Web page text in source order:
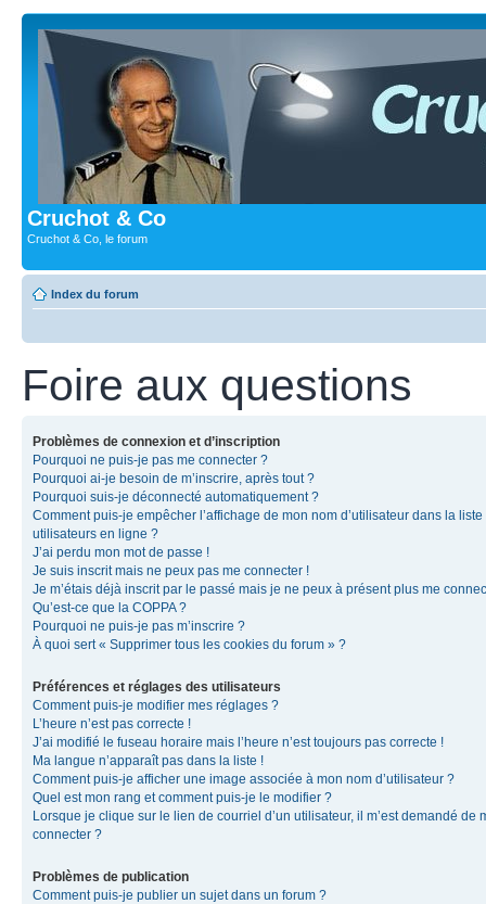
Cruchot & Co
Cruchot & Co, le forum
Index du forum
Foire aux questions
Problèmes de connexion et d’inscription
Pourquoi ne puis-je pas me connecter ?
Pourquoi ai-je besoin de m’inscrire, après tout ?
Pourquoi suis-je déconnecté automatiquement ?
Comment puis-je empêcher l’affichage de mon nom d’utilisateur dans la liste
utilisateurs en ligne ?
J’ai perdu mon mot de passe !
Je suis inscrit mais ne peux pas me connecter !
Je m’étais déjà inscrit par le passé mais je ne peux à présent plus me
Qu’est-ce que la COPPA ?
Pourquoi ne puis-je pas m’inscrire ?
À quoi sert « Supprimer tous les cookies du forum » ?
Préférences et réglages des utilisateurs
Comment puis-je modifier mes réglages ?
L’heure n’est pas correcte !
J’ai modifié le fuseau horaire mais l’heure n’est toujours pas correcte !
Ma langue n’apparaît pas dans la liste !
Comment puis-je afficher une image associée à mon nom d’utilisateur ?
Quel est mon rang et comment puis-je le modifier ?
Lorsque je clique sur le lien de courriel d’un utilisateur, il m’est demandé de
connecter ?
Problèmes de publication
Comment puis-je publier un sujet dans un forum ?